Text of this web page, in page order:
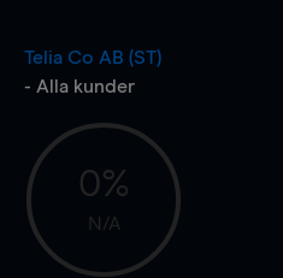
Telia Co AB (ST)
- Alla kunder
0%
N/A